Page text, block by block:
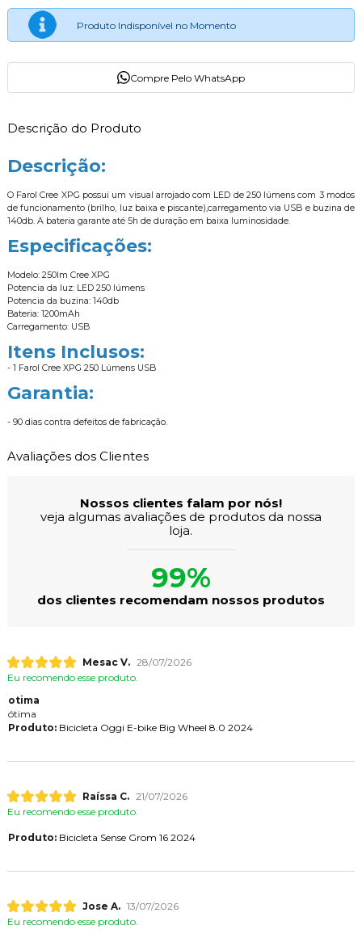
Produto Indisponível no Momento
Compre Pelo WhatsApp
Descrição do Produto
Descrição:
O Farol Cree XPG possui um visual arrojado com LED de 250 lúmens com 3 modos
de funcionamento (brilho, luz baixa e piscante),carregamento via USB e buzina de
140db. A bateria garante até 5h de duração em baixa luminosidade.
Especificações:
Modelo: 250lm Cree XPG
Potencia da luz: LED 250 lúmens
Potencia da buzina: 140db
Bateria: 1200mAh
Carregamento: USB
Itens Inclusos:
- 1 Farol Cree XPG 250 Lúmens USB
Garantia:
- 90 dias contra defeitos de fabricação.
Avaliações dos Clientes
Nossos clientes falam por nós!
veja algumas avaliações de produtos da nossa
loja.
99%
dos clientes recomendam nossos produtos
Mesac V. 28/07/2026
Eu recomendo esse produto.
otima
ótima
Produto:Bicicleta Oggi E-bike Big Wheel 8.0 2024
Raíssa C. 21/07/2026
Eu recomendo esse produto.
Produto:Bicicleta Sense Grom 16 2024
Jose A. 13/07/2026
Eu recomendo esse produto.